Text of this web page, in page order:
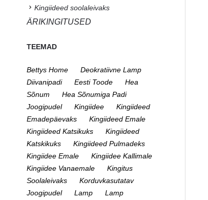
Kingiideed soolaleivaks
ÄRIKINGITUSED
TEEMAD
Bettys Home
Deokratiivne Lamp
Diivanipadi
Eesti Toode
Hea
Sõnum
Hea Sõnumiga Padi
Joogipudel
Kingiidee
Kingiideed
Emadepäevaks
Kingiideed Emale
Kingiideed Katsikuks
Kingiideed
Katskikuks
Kingiideed Pulmadeks
Kingiidee Emale
Kingiidee Kallimale
Kingiidee Vanaemale
Kingitus
Soolaleivaks
Korduvkasutatav
Joogipudel
Lamp
Lamp